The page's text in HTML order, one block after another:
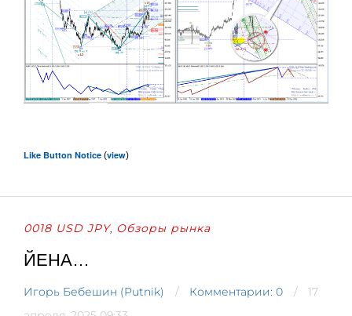
Like Button Notice (view)
0018 USD JPY, Обзоры рынка
ЙЕНА…
Игорь Бебешин (Putnik) Комментарии: 0
17